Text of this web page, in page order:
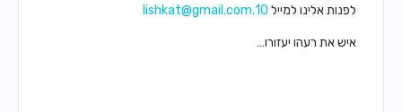
לפנות אלינו למייל10.lishkat@gmail.com
איש את רעהו יעזורו…